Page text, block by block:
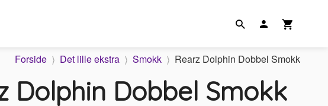
Forside Det lille ekstra Smokk Rearz Dolphin Dobbel Smokk
Dolphin Dobbel Smokk